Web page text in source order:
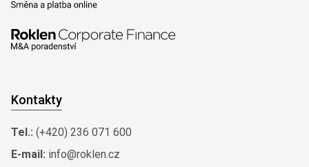
Kontakty
Tel.: (+420) 236 071 600
E-mail: info@roklen.cz